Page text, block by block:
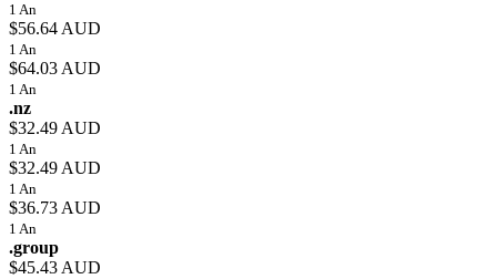
1 An
$56.64 AUD
1 An
$64.03 AUD
1 An
.nz
$32.49 AUD
1 An
$32.49 AUD
1 An
$36.73 AUD
1 An
.group
$45.43 AUD